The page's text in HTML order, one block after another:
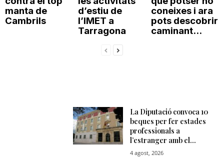
manta de
Cambrils
d’estiu de
l’IMET a
Tarragona
coneixes i ara
pots descobrir
caminant...